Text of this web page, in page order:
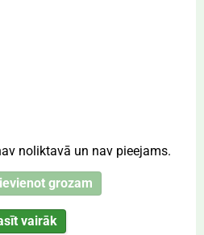
noliktavā un nav pieejams.
grozam
vairāk